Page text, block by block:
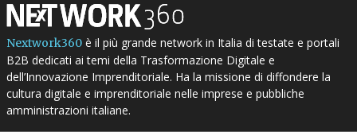
Nextwork360è il più grande network in Italia di testate e portali
B2B dedicati ai temi della Trasformazione Digitale e
dell’Innovazione Imprenditoriale. Ha la missione di diffondere la
cultura digitale e imprenditoriale nelle imprese e pubbliche
amministrazioni italiane.